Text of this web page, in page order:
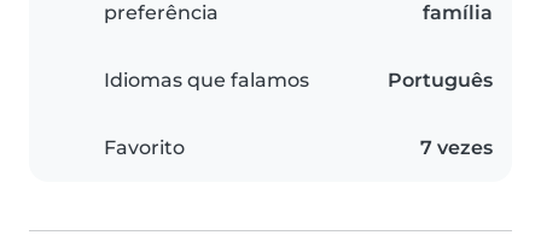
preferência
família
Idiomas que falamos Português
Favorito 7 vezes